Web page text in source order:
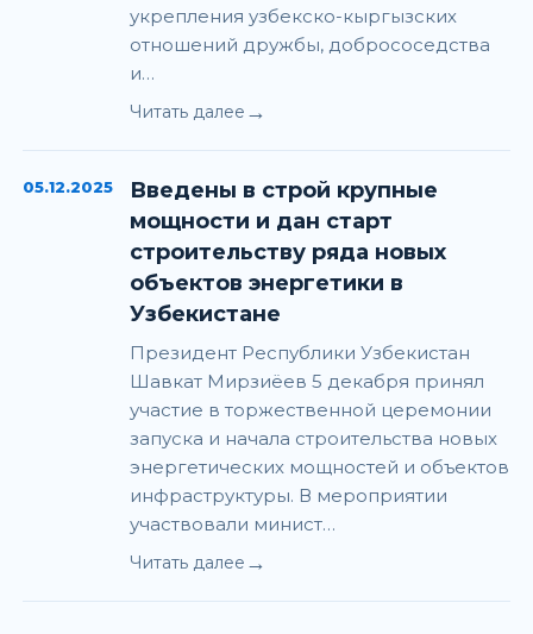
укрепления узбекско-кыргызских
отношений дружбы, добрососедства
и…
Читать далее →
05.12.2025
Введены в строй крупные
мощности и дан старт
строительству ряда новых
объектов энергетики в
Узбекистане
Президент Республики Узбекистан
Шавкат Мирзиёев 5 декабря принял
участие в торжественной церемонии
запуска и начала строительства новых
энергетических мощностей и объектов
инфраструктуры. В мероприятии
участвовали минист…
Читать далее →